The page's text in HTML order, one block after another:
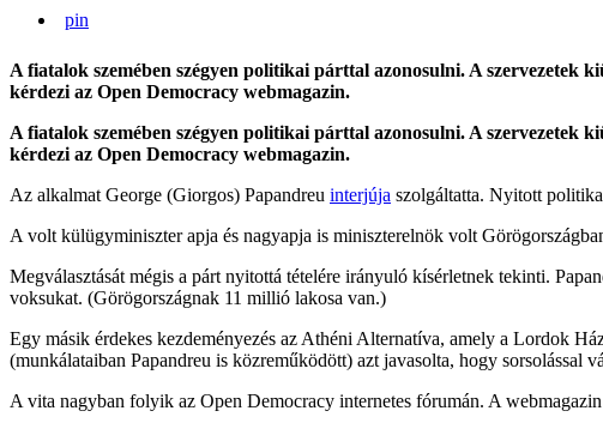
pin
A fiatalok szemében szégyen politikai párttal azonosulni. A szervezetek
kérdezi az Open Democracy webmagazin.
A fiatalok szemében szégyen politikai párttal azonosulni. A szervezetek
kérdezi az Open Democracy webmagazin.
Az alkalmat George (Giorgos) Papandreu interjúja szolgáltatta. Nyitott
A volt külügyminiszter apja és nagyapja is miniszterelnök volt
Megválasztását mégis a párt nyitottá tételére irányuló kísérletnek tekinti.
voksukat. (Görögországnak 11 millió lakosa van.)
Egy másik érdekes kezdeményezés az Athéni Alternatíva, amely a Lordok
(munkálataiban Papandreu is közreműködött) azt javasolta, hogy sorsolással
A vita nagyban folyik az Open Democracy internetes fórumán. A